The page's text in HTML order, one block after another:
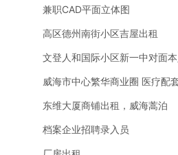
兼职CAD平面立体图
高区德州南街小区吉屋出租
东维大厦商铺出租，威海蒿泊
档案企业招聘录入员